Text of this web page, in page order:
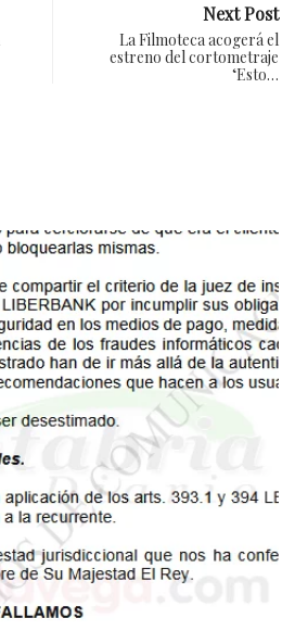
Next Post
La Filmoteca acogerá el
estreno del cortometraje
‘Esto…